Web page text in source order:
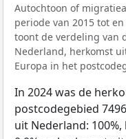
Autochtoon of
periode van 2015 tot
toont de verdeling van
Nederland, herkomst
Europa in het
In 2024 was de
postcodegebied
uit Nederland: